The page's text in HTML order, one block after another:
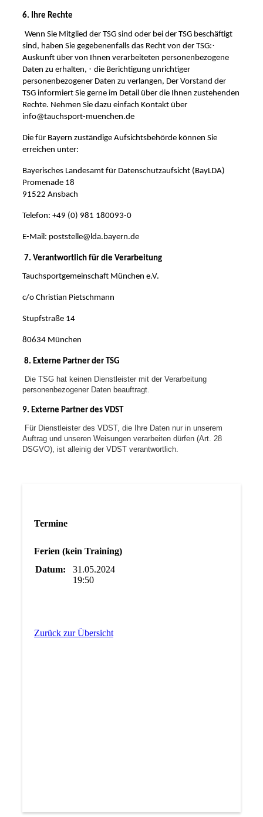
6. Ihre Rechte
Wenn Sie Mitglied der TSG sind oder bei der TSG beschäftigt
sind, haben Sie gegebenenfalls das Recht von der TSG:·
Auskunft über von Ihnen verarbeiteten personenbezogene
Daten zu erhalten, · die Berichtigung unrichtiger
personenbezogener Daten zu verlangen, Der Vorstand der
TSG informiert Sie gerne im Detail über die Ihnen zustehenden
Rechte. Nehmen Sie dazu einfach Kontakt über
info@tauchsport-muenchen.de
Die für Bayern zuständige Aufsichtsbehörde können Sie
erreichen unter:
Bayerisches Landesamt für Datenschutzaufsicht (BayLDA)
Promenade 18
91522 Ansbach
Telefon: +49 (0) 981 180093-0
E-Mail: poststelle@lda.bayern.de
7. Verantwortlich für die Verarbeitung
Tauchsportgemeinschaft München e.V.
c/o Christian Pietschmann
Stupfstraße 14
80634 München
8. Externe Partner der TSG
Die TSG hat keinen Dienstleister mit der Verarbeitung
personenbezogener Daten beauftragt.
9. Externe Partner des VDST
Für Dienstleister des VDST, die Ihre Daten nur in unserem
Auftrag und unseren Weisungen verarbeiten dürfen (Art. 28
DSGVO), ist alleinig der VDST verantwortlich.
Termine
Ferien (kein Training)
Datum:
31.05.2024
19:50
Zurück zur Übersicht